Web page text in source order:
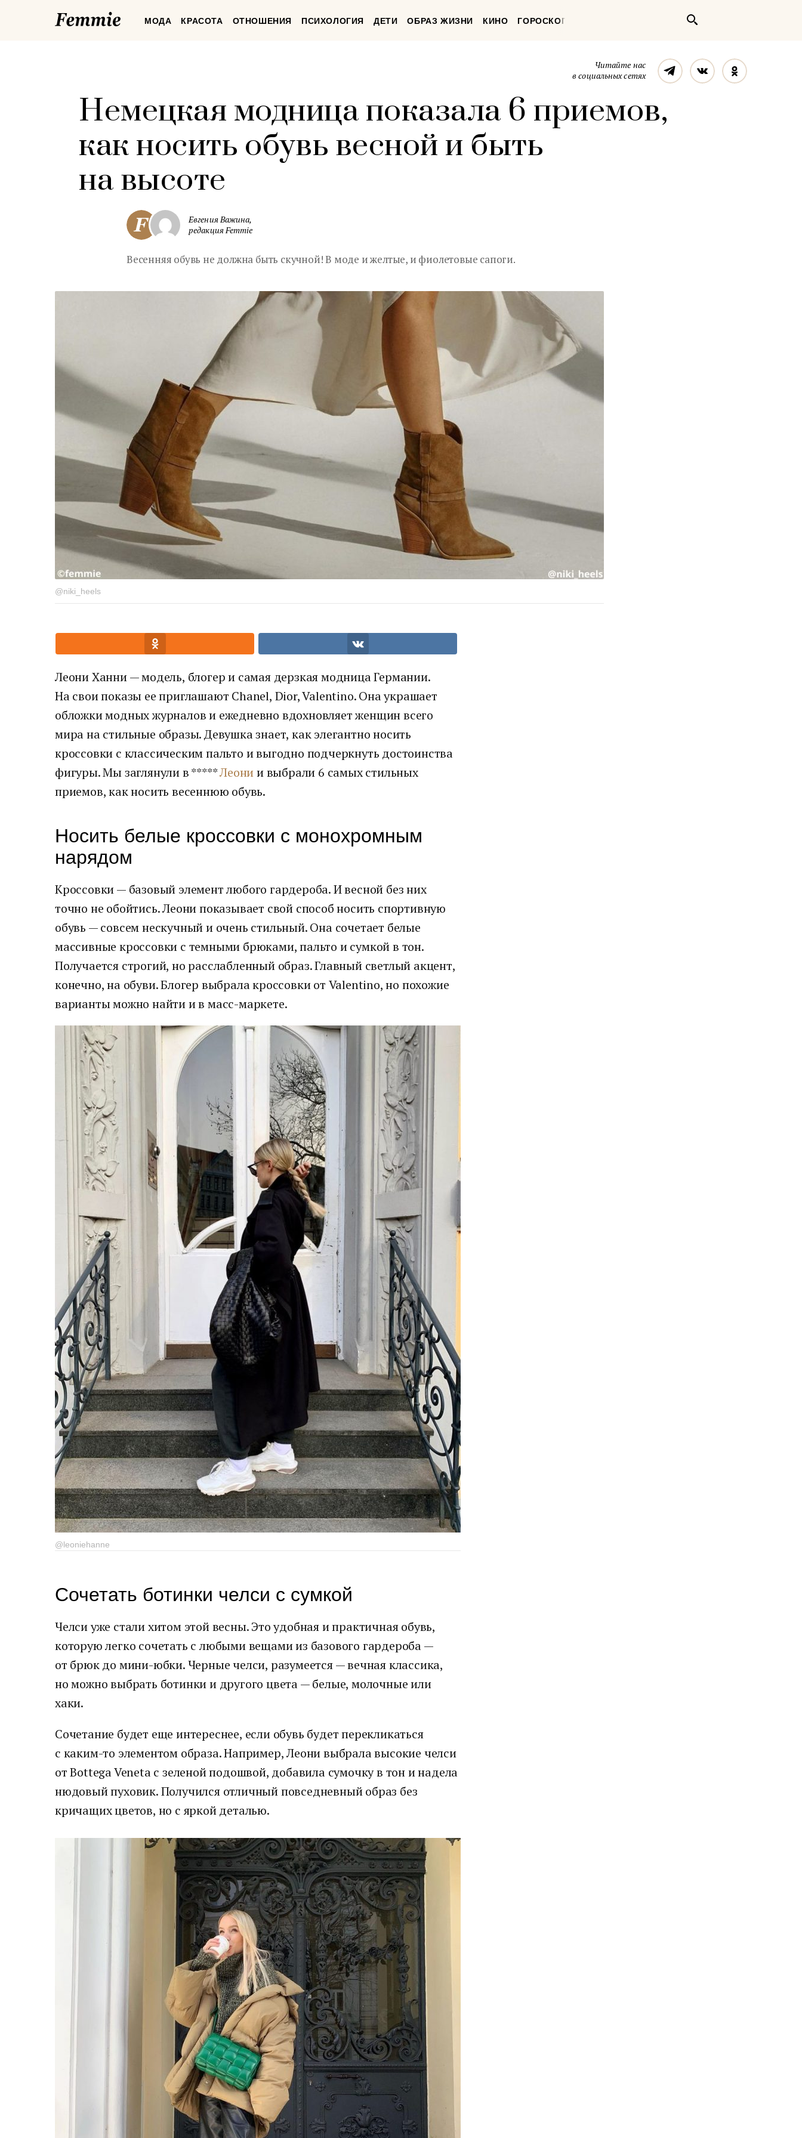
FemmieМОДА КРАСОТА ОТНОШЕНИЯ ПСИХОЛОГИЯ ДЕТИ ОБРАЗ ЖИЗНИ КИНО ГОРОСКОП
Читайте нас
в социальных сетях
ТелеграмВконтакте
Немецкая модница показала 6 приемов,
как носить обувь весной и быть
на высоте
Евгения Важина,
редакция Femmie
Весенняя обувь не должна быть скучной! В моде и желтые, и фиолетовые сапоги.
@niki_heels
Леони Ханни — модель, блогер и самая дерзкая модница Германии.
На свои показы ее приглашают Chanel, Dior, Valentino. Она украшает
обложки модных журналов и ежедневно вдохновляет женщин всего
мира на стильные образы. Девушка знает, как элегантно носить
кроссовки с классическим пальто и выгодно подчеркнуть достоинства
фигуры. Мы заглянули в *****Леонии выбрали 6 самых стильных
приемов, как носить весеннюю обувь.
Носить белые кроссовки с монохромным
нарядом
Кроссовки — базовый элемент любого гардероба. И весной без них
точно не обойтись. Леони показывает свой способ носить спортивную
обувь — совсем нескучный и очень стильный. Она сочетает белые
массивные кроссовки с темными брюками, пальто и сумкой в тон.
Получается строгий, но расслабленный образ. Главный светлый акцент,
конечно, на обуви. Блогер выбрала кроссовки от Valentino, но похожие
варианты можно найти и в масс-маркете.
@leoniehanne
Сочетать ботинки челси с сумкой
Челси уже стали хитом этой весны. Это удобная и практичная обувь,
которую легко сочетать с любыми вещами из базового гардероба —
от брюк до мини-юбки. Черные челси, разумеется — вечная классика,
но можно выбрать ботинки и другого цвета — белые, молочные или
хаки.
Сочетание будет еще интереснее, если обувь будет перекликаться
с каким-то элементом образа. Например, Леони выбрала высокие челси
от Bottega Veneta с зеленой подошвой, добавила сумочку в тон и надела
нюдовый пуховик. Получился отличный повседневный образ без
кричащих цветов, но с яркой деталью.